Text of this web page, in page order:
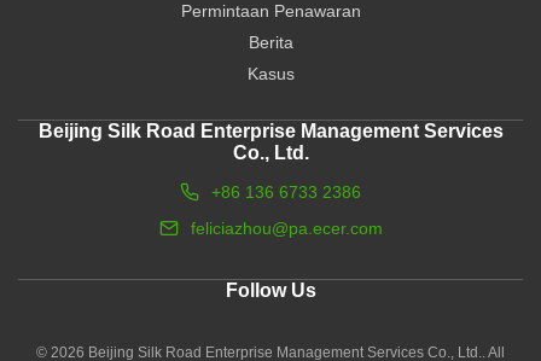
Permintaan Penawaran
Berita
Kasus
Beijing Silk Road Enterprise Management Services
Co., Ltd.
+86 136 6733 2386
feliciazhou@pa.ecer.com
Follow Us
© 2026 Beijing Silk Road Enterprise Management Services Co., Ltd.. All